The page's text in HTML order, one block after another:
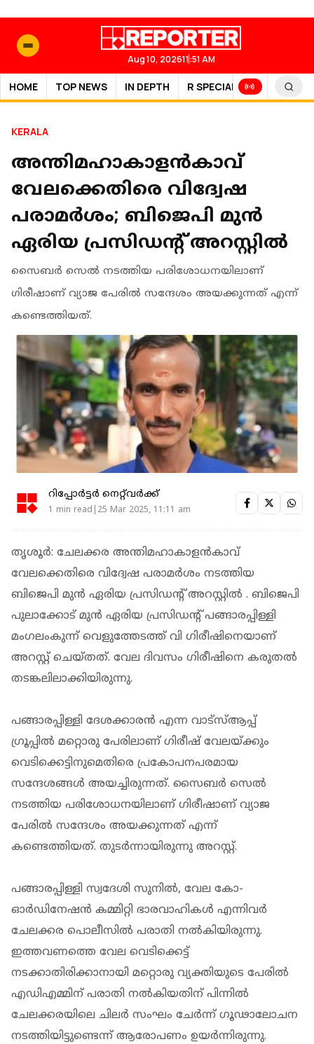
Aug 10, 202611:51 AM
HOME TOP NEWS IN DEPTH R SPECIAL SPORTS
KERALA
അന്തിമഹാകാളന്‍കാവ്
വേലക്കെതിരെ വിദ്വേഷ
പരാമര്‍ശം; ബിജെപി മുന്‍
ഏരിയ പ്രസിഡന്റ് അറസ്റ്റില്‍
സൈബര്‍ സെല്‍ നടത്തിയ പരിശോധനയിലാണ്
ഗിരീഷാണ് വ്യാജ പേരില്‍ സന്ദേശം അയക്കുന്നത് എന്ന്
കണ്ടെത്തിയത്.
റിപ്പോർട്ടർ നെറ്റ്‌വര്‍ക്ക്‌
1 min read|25 Mar 2025, 11:11 am
തൃശൂര്‍: ചേലക്കര അന്തിമഹാകാളന്‍കാവ്
വേലക്കെതിരെ വിദ്വേഷ പരാമര്‍ശം നടത്തിയ
ബിജെപി മുന്‍ ഏരിയ പ്രസിഡന്റ് അറസ്റ്റില്‍ . ബിജെപി
പുലാക്കോട് മുന്‍ ഏരിയ പ്രസിഡന്റ് പങ്ങാരപ്പിള്ളി
മംഗലംകുന്ന് വെളുത്തേടത്ത് വി ഗിരീഷിനെയാണ്
അറസ്റ്റ് ചെയ്തത്. വേല ദിവസം ഗിരീഷിനെ കരുതല്‍
തടങ്കലിലാക്കിയിരുന്നു.
പങ്ങാരപ്പിള്ളി ദേശക്കാരന്‍ എന്ന വാട്‌സ്ആപ്പ്
ഗ്രൂപ്പില്‍ മറ്റൊരു പേരിലാണ് ഗിരീഷ് വേലയ്ക്കും
വെടിക്കെട്ടിനുമെതിരെ പ്രകോപനപരമായ
സന്ദേശങ്ങള്‍ അയച്ചിരുന്നത്. സൈബര്‍ സെല്‍
നടത്തിയ പരിശോധനയിലാണ് ഗിരീഷാണ് വ്യാജ
പേരില്‍ സന്ദേശം അയക്കുന്നത് എന്ന്
കണ്ടെത്തിയത്. തുടര്‍ന്നായിരുന്നു അറസ്റ്റ്.
പങ്ങാരപ്പിള്ളി സ്വദേശി സുനില്‍, വേല കോ-
ഓര്‍ഡിനേഷന്‍ കമ്മിറ്റി ഭാരവാഹികള്‍ എന്നിവര്‍
ചേലക്കര പൊലീസില്‍ പരാതി നല്‍കിയിരുന്നു.
ഇത്തവണത്തെ വേല വെടിക്കെട്ട്
നടക്കാതിരിക്കാനായി മറ്റൊരു വ്യക്തിയുടെ പേരില്‍
എഡിഎമ്മിന് പരാതി നല്‍കിയതിന് പിന്നില്‍
ചേലക്കരയിലെ ചിലര്‍ സംഘം ചേര്‍ന്ന് ഗൂഢാലോചന
നടത്തിയിട്ടുണ്ടെന്ന് ആരോപണം ഉയര്‍ന്നിരുന്നു.